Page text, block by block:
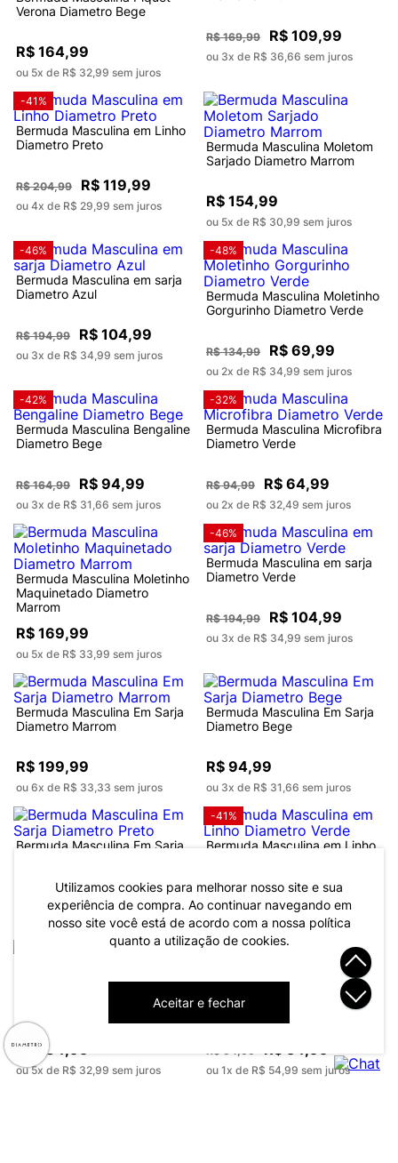
Utilizamos cookies para melhorar nosso site e sua
experiência de compra. Ao continuar navegando em
nosso site você está de acordo com a nossa política
quanto a utilização de cookies.
Aceitar e fechar
Verona Diametro Bege
R$ 164,99
ou 5x de R$ 32,99 sem juros
R$ 169,99 R$ 109,99
ou 3x de R$ 36,66 sem juros
-41%
Bermuda Masculina em Linho
Diametro Preto
R$ 204,99 R$ 119,99
ou 4x de R$ 29,99 sem juros
Bermuda Masculina Moletom
Sarjado Diametro Marrom
R$ 154,99
ou 5x de R$ 30,99 sem juros
-46%
Bermuda Masculina em sarja
Diametro Azul
R$ 194,99 R$ 104,99
ou 3x de R$ 34,99 sem juros
-48%
Bermuda Masculina Moletinho
Gorgurinho Diametro Verde
R$ 134,99 R$ 69,99
ou 2x de R$ 34,99 sem juros
-42%
Bermuda Masculina Bengaline
Diametro Bege
R$ 164,99 R$ 94,99
ou 3x de R$ 31,66 sem juros
-32%
Bermuda Masculina Microfibra
Diametro Verde
R$ 94,99 R$ 64,99
ou 2x de R$ 32,49 sem juros
Bermuda Masculina Moletinho
Maquinetado Diametro
Marrom
R$ 169,99
ou 5x de R$ 33,99 sem juros
-46%
Bermuda Masculina em sarja
Diametro Verde
R$ 194,99 R$ 104,99
ou 3x de R$ 34,99 sem juros
Bermuda Masculina Em Sarja
Diametro Marrom
R$ 199,99
ou 6x de R$ 33,33 sem juros
Bermuda Masculina Em Sarja
Diametro Bege
R$ 94,99
ou 3x de R$ 31,66 sem juros
Bermuda Masculina Em Sarja
R$ 199,99
ou 6x de R$ 33,33 sem juros
-41%
Bermuda Masculina em Linho
R$ 204,99 R$ 119,99
ou 4x de R$ 29,99 sem juros
Bermuda Masculina Moletinho
Gorgurinho Diametro Azul
R$ 164,99
ou 5x de R$ 32,99 sem juros
-42%
Bermuda Masculina Plus Size
Moletom Diametro Cinza
R$ 94,99 R$ 54,99
ou 1x de R$ 54,99 sem juros